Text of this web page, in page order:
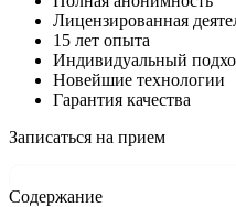
Лицензированная
15 лет опыта
Индивидуальный
Новейшие технологии
Гарантия качества
Записаться на прием
Содержание